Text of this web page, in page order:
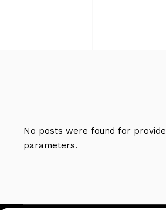
No posts were found for
parameters.